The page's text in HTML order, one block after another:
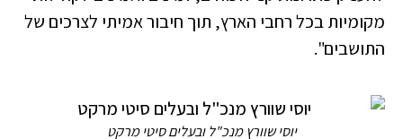
מקומיות בכל רחבי הארץ, תוך חיבור אמיתי לצרכים של
התושבים".
יוסי שוורץ מנכ"ל ובעלים סיטי מרקט